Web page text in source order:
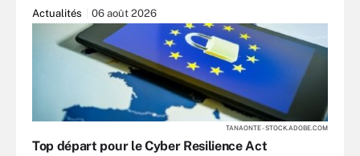
Actualités 06 août 2026
TANAONTE - STOCK.ADOBE.COM
Top départ pour le Cyber Resilience Act